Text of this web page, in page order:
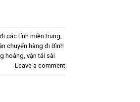
các tỉnh miền trung
chuyển hàng đi Bình
hoàng vận tải sài
Leave a comment